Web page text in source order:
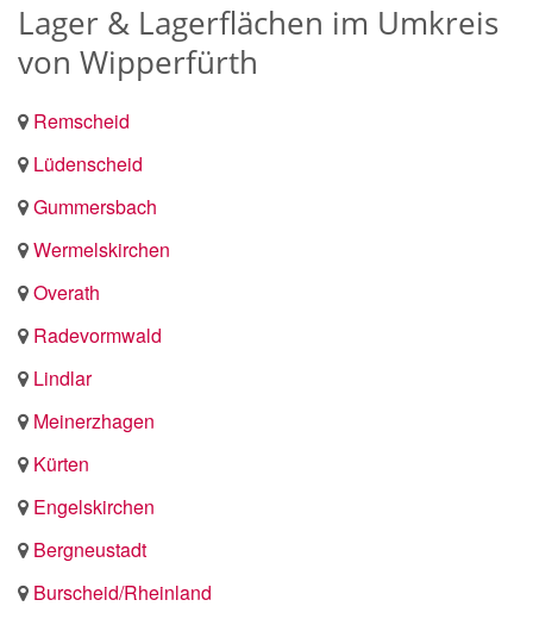
Lager & Lagerflächen im Umkreis
von Wipperfürth
Remscheid
Lüdenscheid
Gummersbach
Wermelskirchen
Overath
Radevormwald
Lindlar
Meinerzhagen
Kürten
Engelskirchen
Bergneustadt
Burscheid/Rheinland